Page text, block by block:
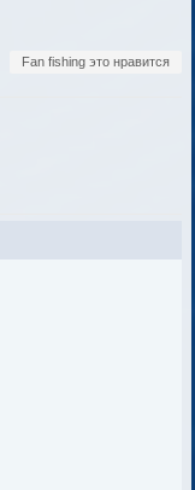
Fan fishing это нравится